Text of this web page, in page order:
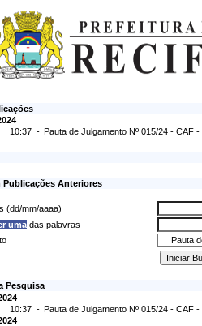
10:37 - Pauta de Julgamento Nº 015/24 - CAF -
Publicações Anteriores
(dd/mm/aaaa)
uma das palavras
Pesquisa
10:37 - Pauta de Julgamento Nº 015/24 - CAF -